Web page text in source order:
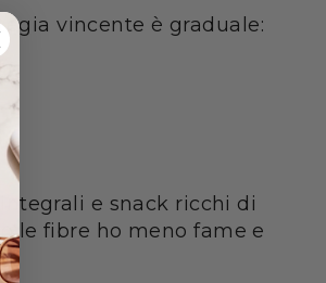
vincente è graduale:
e snack ricchi di
le fibre ho meno fame e